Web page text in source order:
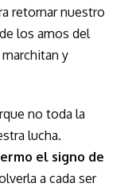
retornar nuestro
los amos del
y
no toda la
lucha.
el signo de
a cada ser